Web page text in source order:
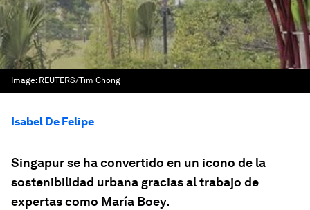
Image: REUTERS/Tim Chong
Isabel De Felipe
Singapur se ha convertido en un icono de la
sostenibilidad urbana gracias al trabajo de
expertas como María Boey.